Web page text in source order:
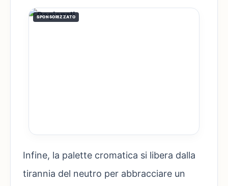
SPONSORIZZATO
Infine, la palette cromatica si libera dalla
tirannia del neutro per abbracciare un